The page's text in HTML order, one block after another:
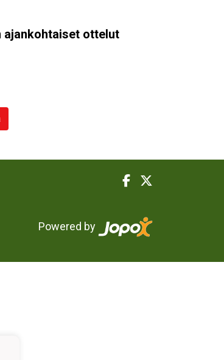
ajankohtaiset ottelut
Powered by